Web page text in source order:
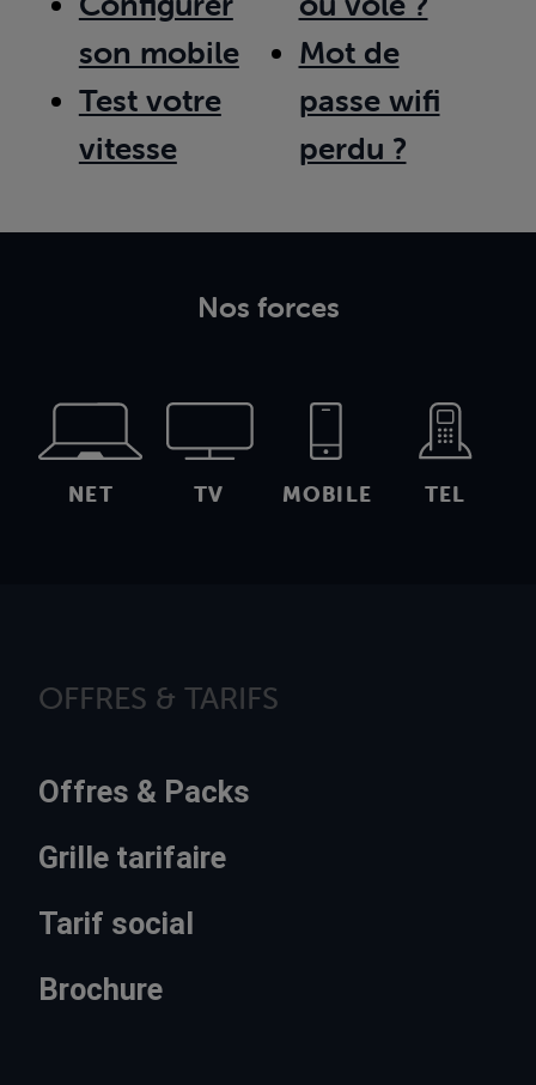
son mobile
Test votre
vitesse
Mot de
passe wifi
perdu ?
Nos forces
NET TV MOBILE TEL
OFFRES & TARIFS
Offres & Packs
Grille tarifaire
Tarif social
Brochure